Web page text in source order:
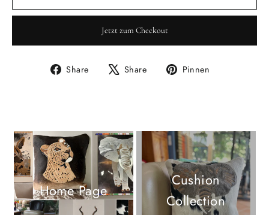
Jetzt zum Checkout
Share
Auf
Share
Auf
Pinnen
Home Page
Cushion
Collection